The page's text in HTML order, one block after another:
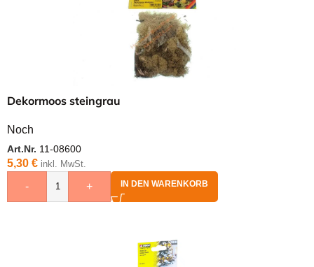
Dekormoos steingrau
Noch
Art.Nr. 11-08600
5,30 € inkl. MwSt.
- + IN DEN WARENKORB